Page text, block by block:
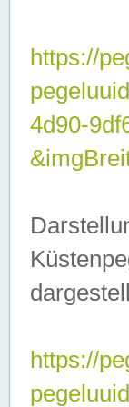
https://
4d90-
https://